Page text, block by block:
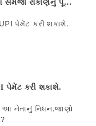
રોકાણનું પૂરું
પેમેંટ કરી શકાશે.